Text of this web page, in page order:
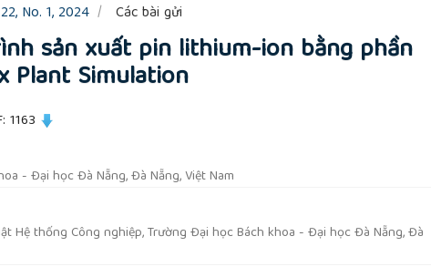
No. 1, 2024 Các bài gửi
sản xuất pin lithium-ion bằng phần
Plant Simulation
1163
- Đại học Đà Nẵng, Đà Nẵng, Việt Nam
Hệ thống Công nghiệp, Trường Đại học Bách khoa - Đại học Đà Nẵng, Đà